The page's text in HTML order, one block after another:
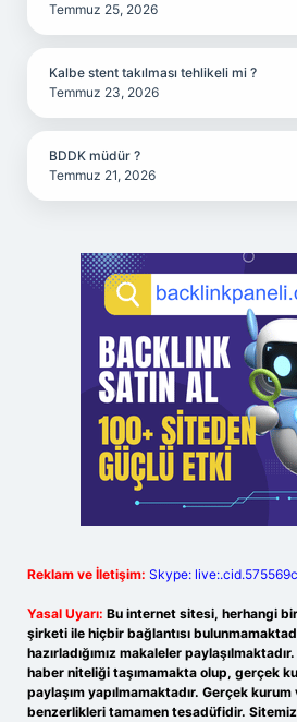
Temmuz 25, 2026
Kalbe stent takılması tehlikeli mi ?
Temmuz 23, 2026
BDDK müdür ?
Temmuz 21, 2026
Reklam ve İletişim: Skype:
Yasal Uyarı: Bu internet sitesi, herhangi
şirketi ile hiçbir bağlantısı
hazırladığımız makaleler
haber niteliği taşımamakta olup, gerçek
paylaşım yapılmamaktadır. Gerçek
benzerlikleri tamamen tesadüfidir.